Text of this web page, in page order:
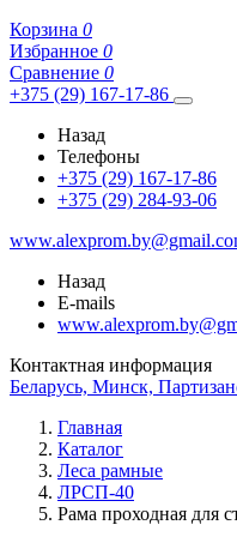
Корзина 0
Избранное 0
Сравнение 0
+375 (29) 167-17-86
Назад
Телефоны
+375 (29) 167-17-86
+375 (29) 284-93-06
Назад
E-mails
Контактная информация
Беларусь, Минск,
Главная
Каталог
Леса рамные
ЛРСП-40
Рама проходная для